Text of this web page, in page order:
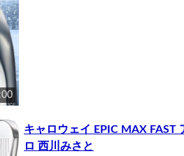
キャロウェイ EPIC MAX FAST
ロ 西川みさと